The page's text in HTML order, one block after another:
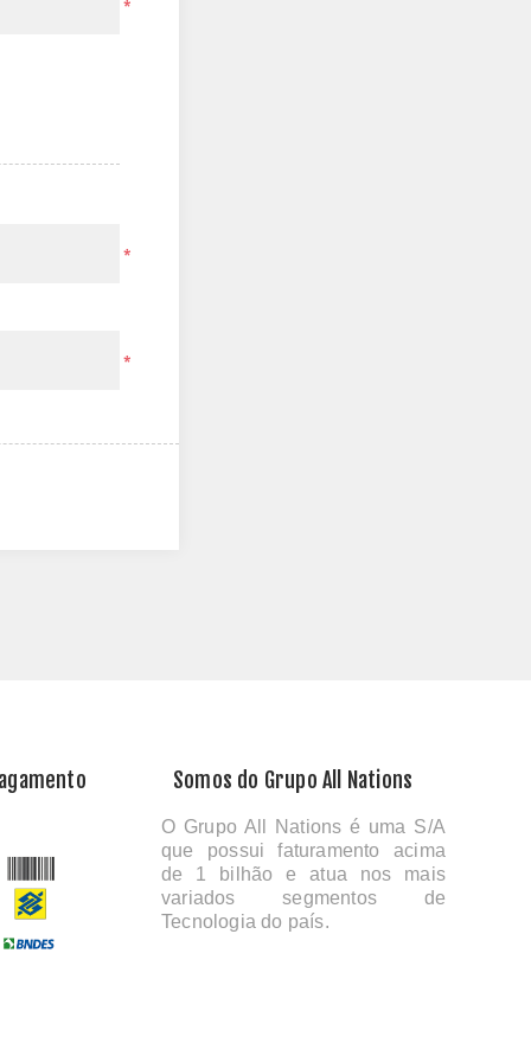
*
*
*
Somos do Grupo All Nations
O Grupo All Nations é uma S/A
que possui faturamento acima
de 1 bilhão e atua nos mais
variados segmentos de
Tecnologia do país.